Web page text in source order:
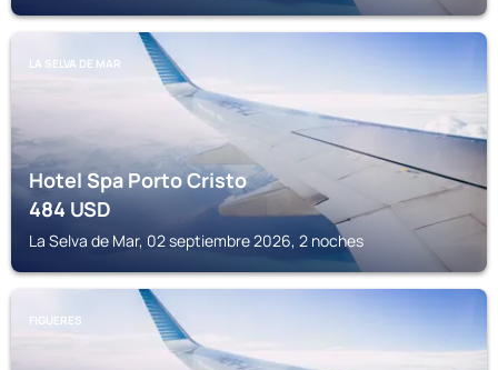
LA SELVA DE MAR
Hotel Spa Porto Cristo
484USD
La Selva de Mar, 02 septiembre 2026, 2 noches
FIGUERES